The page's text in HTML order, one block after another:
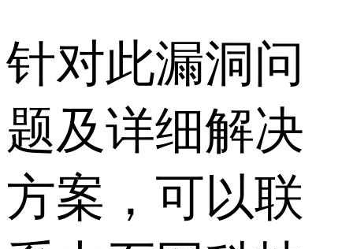
针对此漏洞问
题及详细解决
方案，可以联